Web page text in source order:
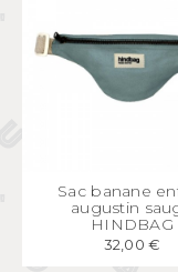
APERÇU
Sac banane
augustin
HINDBAG
32,00 €